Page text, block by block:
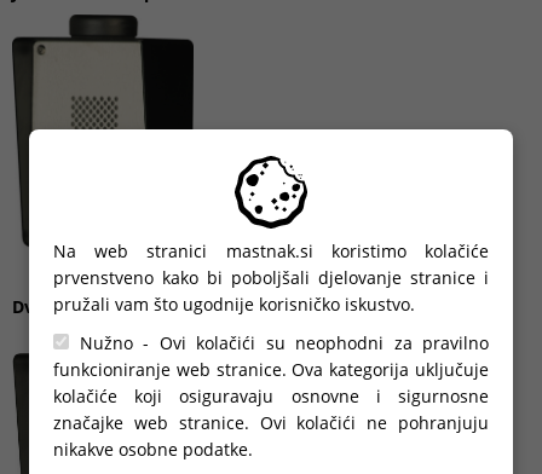
Na web stranici mastnak.si koristimo kolačiće
prvenstveno kako bi poboljšali djelovanje stranice i
pružali vam što ugodnije korisničko iskustvo.
Nužno - Ovi kolačići su neophodni za pravilno
funkcioniranje web stranice. Ova kategorija uključuje
kolačiće koji osiguravaju osnovne i sigurnosne
značajke web stranice. Ovi kolačići ne pohranjuju
nikakve osobne podatke.
Dvostambeni portafon - nadžbukni